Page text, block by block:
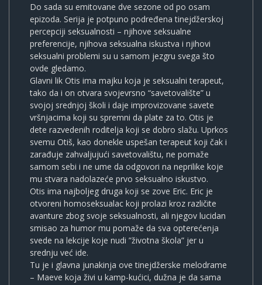
Do sada su emitovane dve sezone od po osam
epizoda. Serija je potpuno podređena tinejdžerskoj
percepciji seksualnosti – njihove seksualne
preferencije, njihova seksualna iskustva i njihovi
seksualni problemi su u samom jezgru svega što
ovde gledamo.
Glavni lik Otis ima majku koja je seksualni terapeut,
tako da i on otvara svojevrsno “savetovalište” u
svojoj srednjoj školi i daje improvizovane savete
vršnjacima koji su spremni da plate za to. Otis je
dete razvedenih roditelja koji se dobro slažu. Uprkos
svemu Otiš, kao donekle uspešan terapeut koji čak i
zarađuje zahvaljujući savetovalištu, ne pomaže
samom sebi i ne ume da odgovori na neprilike koje
mu stvara nadolazeće prvo seksualno iskustvo.
Otis ima najboljeg druga koji se zove Eric. Eric je
otvoreni homoseksualac koji prolazi kroz različite
avanture zbog svoje seksualnosti, ali njegov lucidan
smisao za humor mu pomaže da sva opterećenja
svede na lekcije koje nudi ”životna škola” jer u
srednju već ide.
Tu je i glavna junakinja ove tinejdžerske melodrame
– Maeve koja živi u kamp-kućici, dužna je da sama